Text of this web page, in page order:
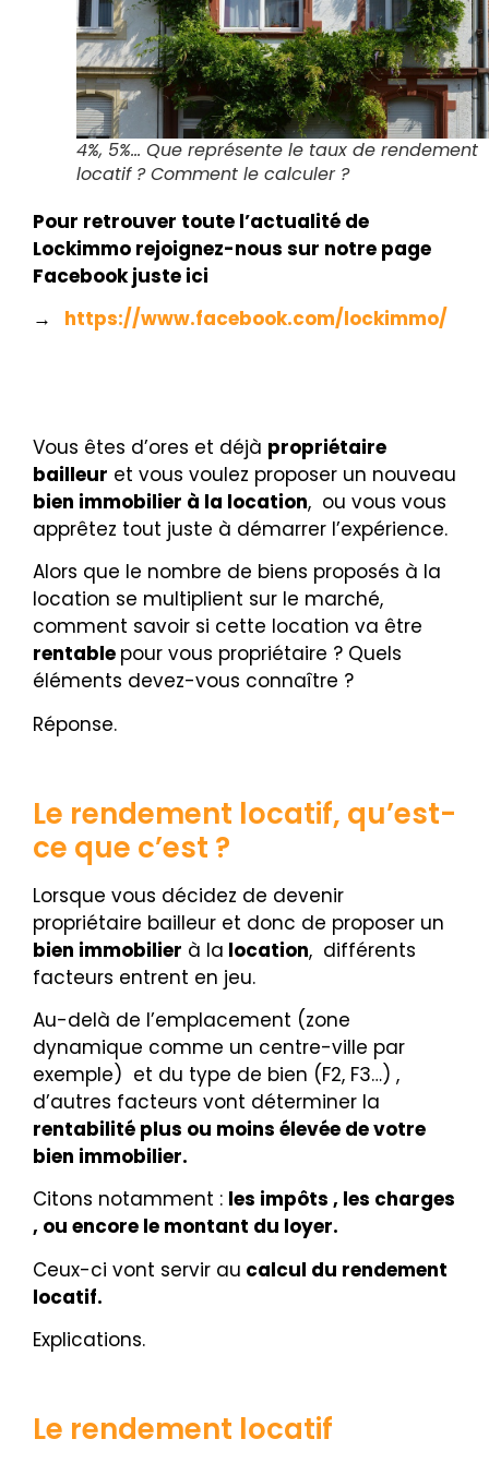
4%, 5%… Que représente le taux de rendement
locatif ? Comment le calculer ?
Pour retrouver toute l’actualité de
Lockimmo rejoignez-nous sur notre page
Facebook juste ici
→ https://www.facebook.com/lockimmo/
Vous êtes d’ores et déjà propriétaire
bailleur et vous voulez proposer un nouveau
bien immobilier à la location, ou vous vous
apprêtez tout juste à démarrer l’expérience.
Alors que le nombre de biens proposés à la
location se multiplient sur le marché,
comment savoir si cette location va être
rentable pour vous propriétaire ? Quels
éléments devez-vous connaître ?
Réponse.
Le rendement locatif, qu’est-
ce que c’est ?
Lorsque vous décidez de devenir
propriétaire bailleur et donc de proposer un
bien immobilier à la location, différents
facteurs entrent en jeu.
Au-delà de l’emplacement (zone
dynamique comme un centre-ville par
exemple) et du type de bien (F2, F3…) ,
d’autres facteurs vont déterminer la
rentabilité plus ou moins élevée de votre
bien immobilier.
Citons notamment : les impôts , les charges
, ou encore le montant du loyer.
Ceux-ci vont servir au calcul du rendement
locatif.
Explications.
Le rendement locatif